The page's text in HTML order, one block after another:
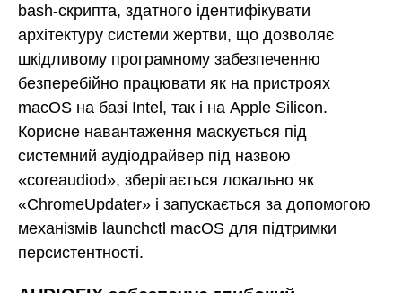
bash-скрипта, здатного ідентифікувати
архітектуру системи жертви, що дозволяє
шкідливому програмному забезпеченню
безперебійно працювати як на пристроях
macOS на базі Intel, так і на Apple Silicon.
Корисне навантаження маскується під
системний аудіодрайвер під назвою
«coreaudiod», зберігається локально як
«ChromeUpdater» і запускається за допомогою
механізмів launchctl macOS для підтримки
персистентності.